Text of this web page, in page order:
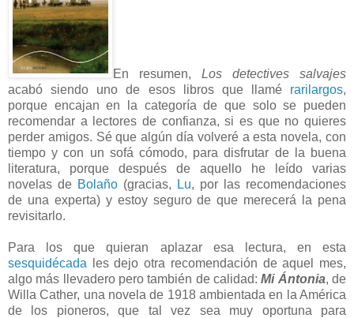
En resumen, Los detectives salvajes
acabó siendo uno de esos libros que llamé rarilargos,
porque encajan en la categoría de que solo se pueden
recomendar a lectores de confianza, si es que no quieres
perder amigos. Sé que algún día volveré a esta novela, con
tiempo y con un sofá cómodo, para disfrutar de la buena
literatura, porque después de aquello he leído varias
novelas de Bolaño (gracias, Lu, por las recomendaciones
de una experta) y estoy seguro de que merecerá la pena
revisitarlo.
Para los que quieran aplazar esa lectura, en esta
sesquidécada les dejo otra recomendación de aquel mes,
algo más llevadero pero también de calidad:Mi Ántonia, de
Willa Cather, una novela de 1918 ambientada en la América
de los pioneros, que tal vez sea muy oportuna para